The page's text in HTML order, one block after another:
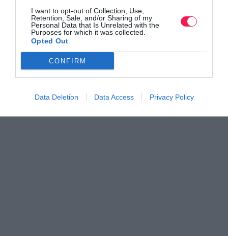
I want to opt-out of Collection, Use,
Retention, Sale, and/or Sharing of my
Personal Data that Is Unrelated with the
Purposes for which it was collected.
Opted Out
CONFIRM
Data Deletion Data Access Privacy Policy
Γίνε Συνδρομητής
Όλα τα Τεύχη